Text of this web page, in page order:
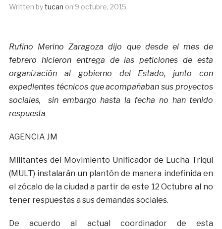
Written bytucan on 9 octubre, 2015
Rufino Merino Zaragoza dijo que desde el mes de
febrero hicieron entrega de las peticiones de esta
organización al gobierno del Estado, junto con
expedientes técnicos que acompañaban sus proyectos
sociales, sin embargo hasta la fecha no han tenido
respuesta
AGENCIA JM
Militantes del Movimiento Unificador de Lucha Triqui
(MULT) instalarán un plantón de manera indefinida en
el zócalo de la ciudad a partir de este 12 Octubre al no
tener respuestas a sus demandas sociales.
De acuerdo al actual coordinador de esta